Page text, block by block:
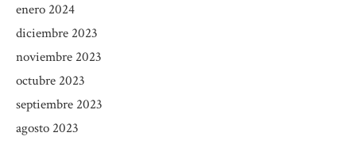
enero 2024
diciembre 2023
noviembre 2023
octubre 2023
septiembre 2023
agosto 2023